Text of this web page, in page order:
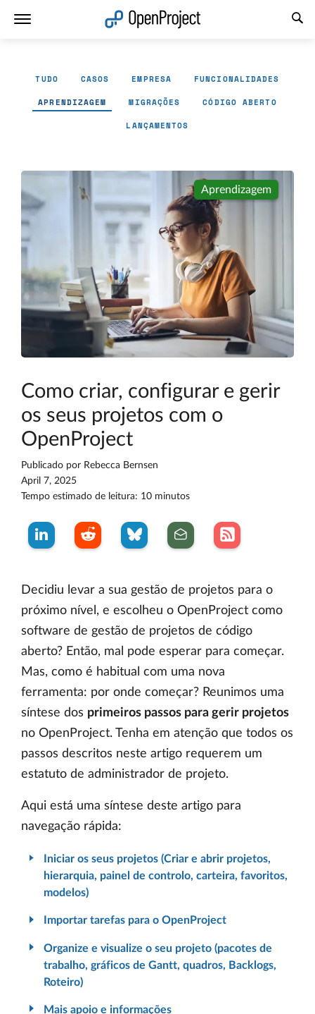
TUDO CASOS EMPRESA FUNCIONALIDADES
APRENDIZAGEM MIGRAÇÕES CÓDIGO ABERTO
LANÇAMENTOS
Aprendizagem
Como criar, configurar e gerir
os seus projetos com o
OpenProject
Publicado por Rebecca Bernsen
April 7, 2025
Tempo estimado de leitura: 10 minutos
Decidiu levar a sua gestão de projetos para o
próximo nível, e escolheu o OpenProject como
software de gestão de projetos de código
aberto? Então, mal pode esperar para começar.
Mas, como é habitual com uma nova
ferramenta: por onde começar? Reunimos uma
síntese dos primeiros passos para gerir projetos
no OpenProject. Tenha em atenção que todos os
passos descritos neste artigo requerem um
estatuto de administrador de projeto.
Aqui está uma síntese deste artigo para
navegação rápida:
Iniciar os seus projetos (Criar e abrir projetos,
hierarquia, painel de controlo, carteira, favoritos,
modelos)
Importar tarefas para o OpenProject
Organize e visualize o seu projeto (pacotes de
trabalho, gráficos de Gantt, quadros, Backlogs,
Roteiro)
Mais apoio e informações
Abrir a ligação num novo separador